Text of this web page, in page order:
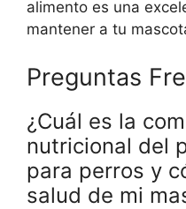
alimento es una
mantener a tu
Preguntas
¿Cuál es la
nutricional del
para perros y
salud de mi